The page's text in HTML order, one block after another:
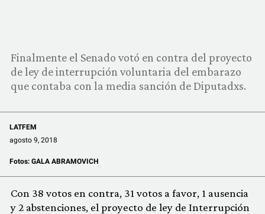
LATFEMLAB.
PRODUCTOS
COMUNIDAD
Finalmente el Senado votó en contra del proyecto
de ley de interrupción voluntaria del embarazo
que contaba con la media sanción de Diputadxs.
LATFEM
agosto 9, 2018
Fotos: GALA ABRAMOVICH
Con 38 votos en contra, 31 votos a favor, 1 ausencia
y 2 abstenciones, el proyecto de ley de Interrupción